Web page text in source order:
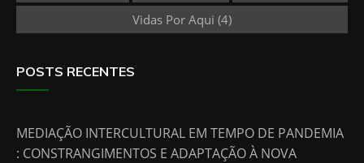
Vidas Por Aqui (4)
POSTS RECENTES
MEDIAÇÃO INTERCULTURAL EM TEMPO DE PANDEMIA
: CONSTRANGIMENTOS E ADAPTAÇÃO À NOVA